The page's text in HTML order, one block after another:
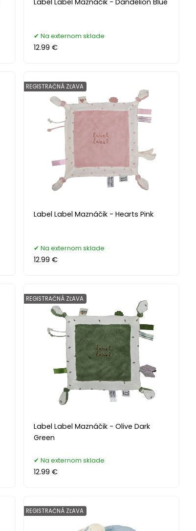
Na externom sklade
12.99 €
Label Label Maznáčik - Hearts Pink
REGISTRAČNÁ ZĽAVA
Na externom sklade
12.99 €
Label Label Maznáčik - Olive Dark
Green
REGISTRAČNÁ ZĽAVA
Na externom sklade
12.99 €
REGISTRAČNÁ ZĽAVA